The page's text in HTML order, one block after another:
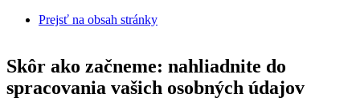
Prejsť na obsah stránky
Skôr ako začneme: nahliadnite do
spracovania vašich osobných údajov